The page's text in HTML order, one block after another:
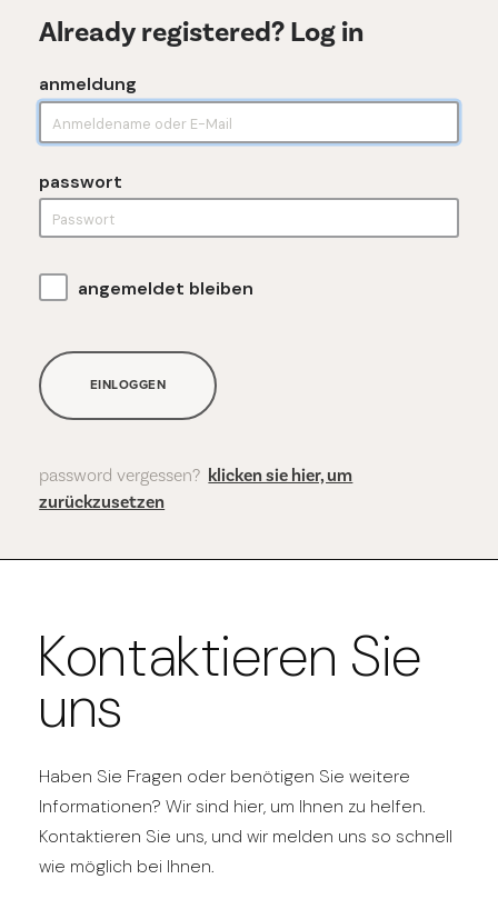
Already registered? Log in
anmeldung
passwort
angemeldet bleiben
EINLOGGEN
password vergessen? klicken sie hier, um
zurückzusetzen
Kontaktieren Sie
uns
Haben Sie Fragen oder benötigen Sie weitere
Informationen? Wir sind hier, um Ihnen zu helfen.
Kontaktieren Sie uns, und wir melden uns so schnell
wie möglich bei Ihnen.